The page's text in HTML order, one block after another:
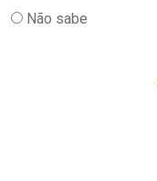
Não sabe